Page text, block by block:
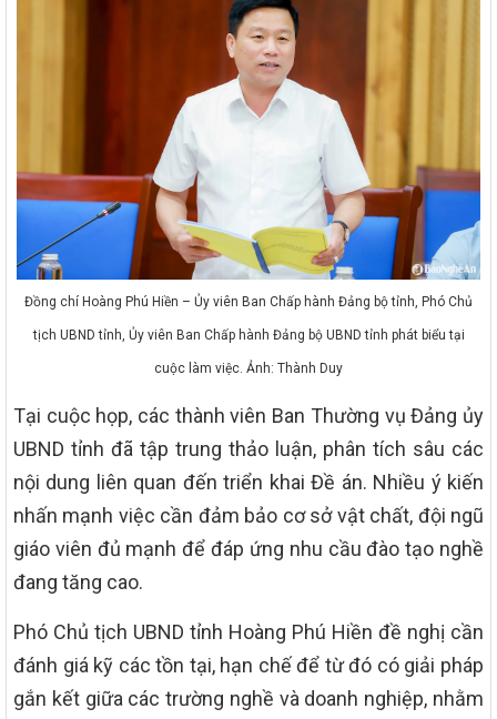
Đồng chí Hoàng Phú Hiền – Ủy viên Ban Chấp hành Đảng bộ tỉnh, Phó Chủ
tịch UBND tỉnh, Ủy viên Ban Chấp hành Đảng bộ UBND tỉnh phát biểu tại
cuộc làm việc. Ảnh: Thành Duy
Tại cuộc họp, các thành viên Ban Thường vụ Đảng ủy
UBND tỉnh đã tập trung thảo luận, phân tích sâu các
nội dung liên quan đến triển khai Đề án. Nhiều ý kiến
nhấn mạnh việc cần đảm bảo cơ sở vật chất, đội ngũ
giáo viên đủ mạnh để đáp ứng nhu cầu đào tạo nghề
đang tăng cao.
Phó Chủ tịch UBND tỉnh Hoàng Phú Hiền đề nghị cần
đánh giá kỹ các tồn tại, hạn chế để từ đó có giải pháp
gắn kết giữa các trường nghề và doanh nghiệp, nhằm